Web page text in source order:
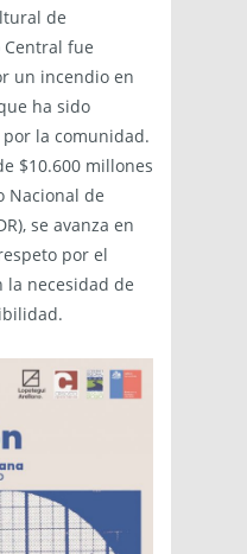
de
Central fue
un incendio en
ha sido
la comunidad.
$10.600 millones
Nacional de
se avanza en
por el
necesidad de